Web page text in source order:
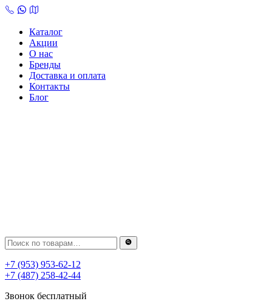
Skip
contentКаталог
Акции
О нас
Бренды
Доставка и оплата
Контакты
Блог
+7 (953) 953-62-12
+7 (487) 258-42-44
Звонок бесплатный